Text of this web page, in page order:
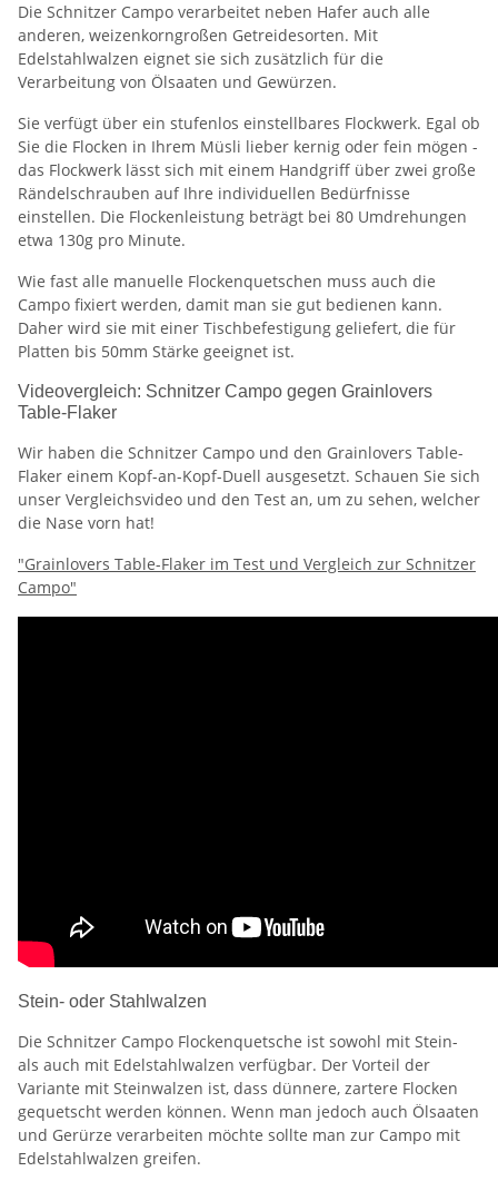
Die Schnitzer Campo verarbeitet neben Hafer auch alle
anderen, weizenkorngroßen Getreidesorten. Mit
Edelstahlwalzen eignet sie sich zusätzlich für die
Verarbeitung von Ölsaaten und Gewürzen.
Sie verfügt über ein stufenlos einstellbares Flockwerk. Egal ob
Sie die Flocken in Ihrem Müsli lieber kernig oder fein mögen -
das Flockwerk lässt sich mit einem Handgriff über zwei große
Rändelschrauben auf Ihre individuellen Bedürfnisse
einstellen. Die Flockenleistung beträgt bei 80 Umdrehungen
etwa 130g pro Minute.
Wie fast alle manuelle Flockenquetschen muss auch die
Campo fixiert werden, damit man sie gut bedienen kann.
Daher wird sie mit einer Tischbefestigung geliefert, die für
Platten bis 50mm Stärke geeignet ist.
Videovergleich: Schnitzer Campo gegen Grainlovers
Table-Flaker
Wir haben die Schnitzer Campo und den Grainlovers Table-
Flaker einem Kopf-an-Kopf-Duell ausgesetzt. Schauen Sie sich
unser Vergleichsvideo und den Test an, um zu sehen, welcher
die Nase vorn hat!
"Grainlovers Table-Flaker im Test und Vergleich zur Schnitzer
Campo"
Stein- oder Stahlwalzen
Die Schnitzer Campo Flockenquetsche ist sowohl mit Stein-
als auch mit Edelstahlwalzen verfügbar. Der Vorteil der
Variante mit Steinwalzen ist, dass dünnere, zartere Flocken
gequetscht werden können. Wenn man jedoch auch Ölsaaten
und Gerürze verarbeiten möchte sollte man zur Campo mit
Edelstahlwalzen greifen.